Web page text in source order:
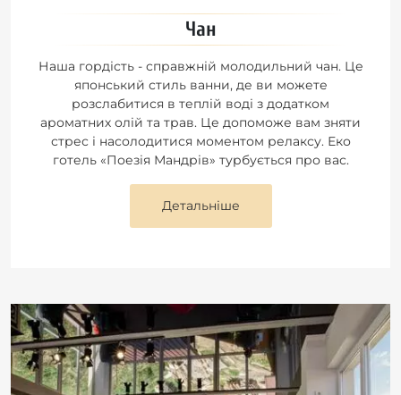
Чан
Наша гордість - справжній молодильний чан. Це
японський стиль ванни, де ви можете
розслабитися в теплій воді з додатком
ароматних олій та трав. Це допоможе вам зняти
стрес і насолодитися моментом релаксу. Еко
готель «Поезія Мандрів» турбується про вас.
Детальніше